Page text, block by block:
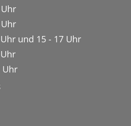
und 15 - 17 Uhr